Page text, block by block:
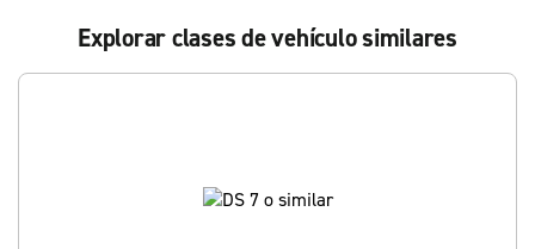
Explorar clases de vehículo similares